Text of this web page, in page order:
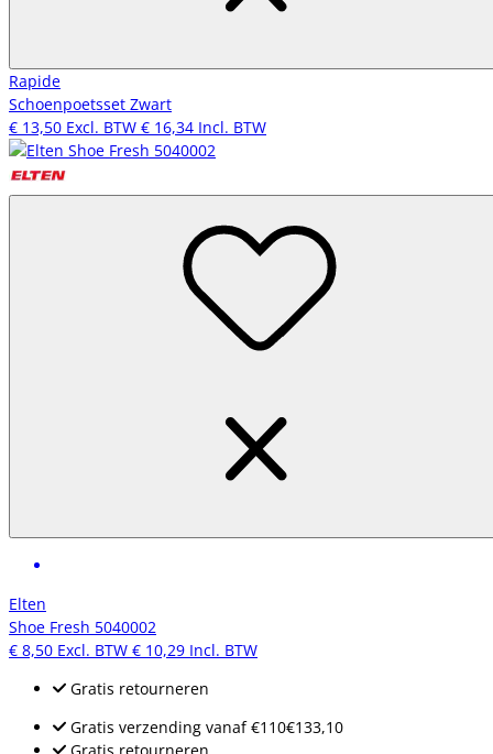
Rapide
Schoenpoetsset Zwart
€ 13,50 Excl. BTW € 16,34 Incl. BTW
Elten
Shoe Fresh 5040002
€ 8,50 Excl. BTW € 10,29 Incl. BTW
Gratis retourneren
Gratis verzending vanaf€110€133,10